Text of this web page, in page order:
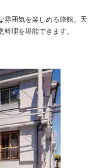
雰囲気を楽しめる旅館。天
理を堪能できます。